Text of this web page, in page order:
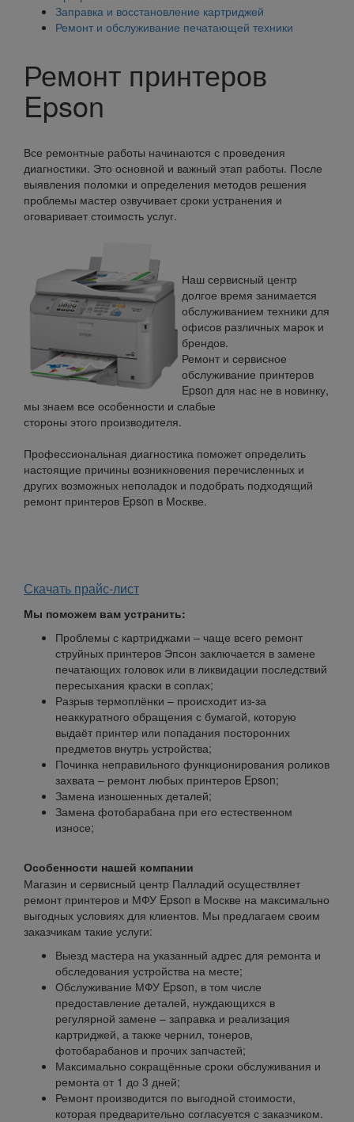
Заправка и восстановление картриджей
Ремонт и обслуживание печатающей техники
Ремонт принтеров
Epson
Все ремонтные работы начинаются с проведения
диагностики. Это основной и важный этап работы. После
выявления поломки и определения методов решения
проблемы мастер озвучивает сроки устранения и
оговаривает стоимость услуг.
Наш сервисный центр
долгое время занимается
обслуживанием техники для
офисов различных марок и
брендов.
Ремонт и сервисное
обслуживание принтеров
Epson для нас не в новинку,
мы знаем все особенности и слабые
стороны этого производителя.
Профессиональная диагностика поможет определить
настоящие причины возникновения перечисленных и
других возможных неполадок и подобрать подходящий
ремонт принтеров Epson в Москве.
Скачать прайс-лист
Мы поможем вам устранить:
Проблемы с картриджами – чаще всего ремонт
струйных принтеров Эпсон заключается в замене
печатающих головок или в ликвидации последствий
пересыхания краски в соплах;
Разрыв термоплёнки – происходит из-за
неаккуратного обращения с бумагой, которую
выдаёт принтер или попадания посторонних
предметов внутрь устройства;
Починка неправильного функционирования роликов
захвата – ремонт любых принтеров Epson;
Замена изношенных деталей;
Замена фотобарабана при его естественном
износе;
Особенности нашей компании
Магазин и сервисный центр Палладий осуществляет
ремонт принтеров и МФУ Epson в Москве на максимально
выгодных условиях для клиентов. Мы предлагаем своим
заказчикам такие услуги:
Выезд мастера на указанный адрес для ремонта и
обследования устройства на месте;
Обслуживание МФУ Epson, в том числе
предоставление деталей, нуждающихся в
регулярной замене – заправка и реализация
картриджей, а также чернил, тонеров,
фотобарабанов и прочих запчастей;
Максимально сокращённые сроки обслуживания и
ремонта от 1 до 3 дней;
Ремонт производится по выгодной стоимости,
которая предварительно согласуется с заказчиком.